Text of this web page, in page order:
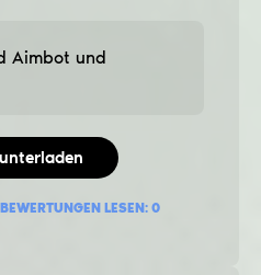
Aimbot und
BEWERTUNGEN LESEN: 0